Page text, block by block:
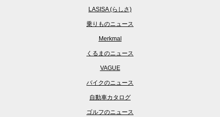
LASISA (らしさ)
乗りものニュース
Merkmal
くるまのニュース
VAGUE
バイクのニュース
自動車カタログ
ゴルフのニュース